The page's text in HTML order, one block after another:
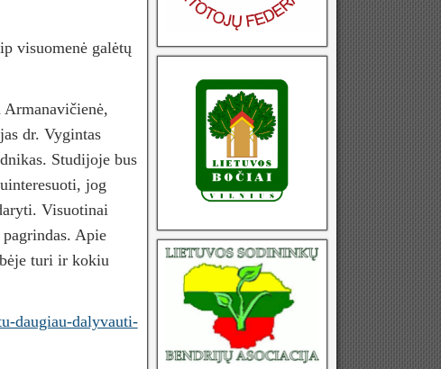
visuomenė galėtų
dr. Vygintas
Studijoje bus
jog
Visuotinai
Apie
turi ir kokiu
daugiau-dalyvauti-